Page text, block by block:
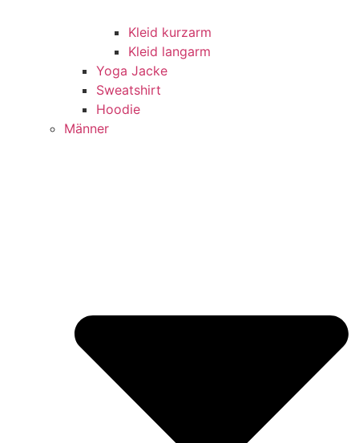
Kleid kurzarm
Kleid langarm
Yoga Jacke
Sweatshirt
Hoodie
Männer